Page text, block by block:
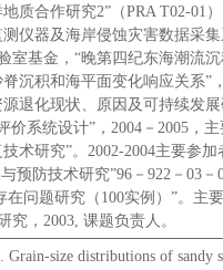
质合作研究2”（PRA T02-01）
仪器及海岸侵蚀灾害数据采
室基金，“晚第四纪东海潮流
沉积和海平面变化响应关系”
退化现状、原因及可持续发展
系统设计”，2004－2005，主
术研究”。2002-2004主要参加
预防技术研究”96－922－03－
在问题研究（100实例）”。主要
究，2003, 课题负责人。
Grain-size distributions of